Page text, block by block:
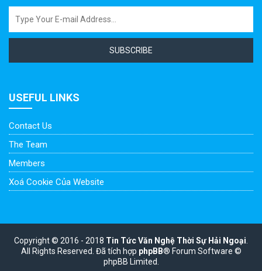
SUBSCRIBE
USEFUL LINKS
Contact Us
The Team
Members
Xoá Cookie Của Website
Copyright © 2016 - 2018 Tin Tức Văn Nghệ Thời Sự Hải Ngoại
All Rights Reserved. Đã tích hợp phpBB® Forum Software ©
phpBB Limited.